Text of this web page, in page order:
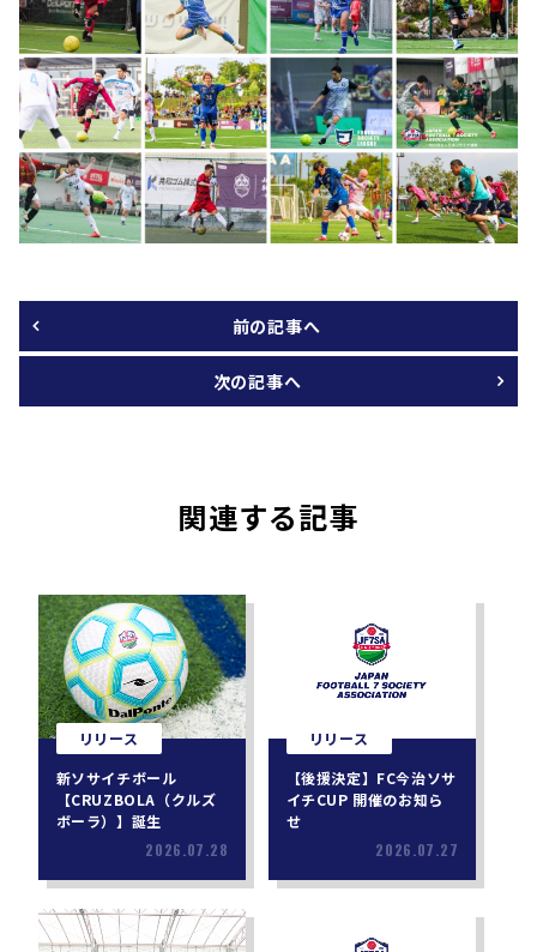
前の記事へ
次の記事へ
関連する記事
リリース
新ソサイチボール
【CRUZBOLA（クルズ
ボーラ）】誕生
2026.07.28
リリース
【後援決定】FC今治ソサ
イチCUP 開催のお知ら
せ
2026.07.27